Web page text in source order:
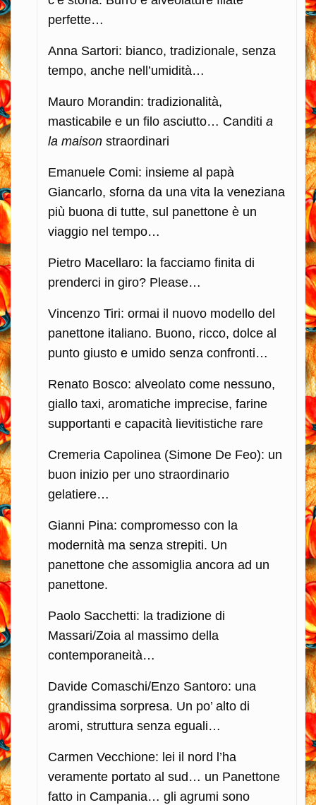
perfette…
Anna Sartori: bianco, tradizionale, senza
tempo, anche nell’umidità…
Mauro Morandin: tradizionalità,
masticabile e un filo asciutto… Canditi a
la maison straordinari
Emanuele Comi: insieme al papà
Giancarlo, sforna da una vita la veneziana
più buona di tutte, sul panettone è un
viaggio nel tempo…
Pietro Macellaro: la facciamo finita di
prenderci in giro? Please…
Vincenzo Tiri: ormai il nuovo modello del
panettone italiano. Buono, ricco, dolce al
punto giusto e umido senza confronti…
Renato Bosco: alveolato come nessuno,
giallo taxi, aromatiche imprecise, farine
supportanti e capacità lievitistiche rare
Cremeria Capolinea (Simone De Feo): un
buon inizio per uno straordinario
gelatiere…
Gianni Pina: compromesso con la
modernità ma senza strepiti. Un
panettone che assomiglia ancora ad un
panettone.
Paolo Sacchetti: la tradizione di
Massari/Zoia al massimo della
contemporaneità…
Davide Comaschi/Enzo Santoro: una
grandissima sorpresa. Un po’ alto di
aromi, struttura senza eguali…
Carmen Vecchione: lei il nord l’ha
veramente portato al sud… un Panettone
fatto in Campania… gli agrumi sono